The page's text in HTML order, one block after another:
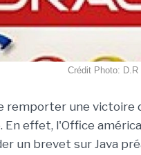
Crédit Photo: D.R
remporter une victoire
En effet, l'Office
un brevet sur Java